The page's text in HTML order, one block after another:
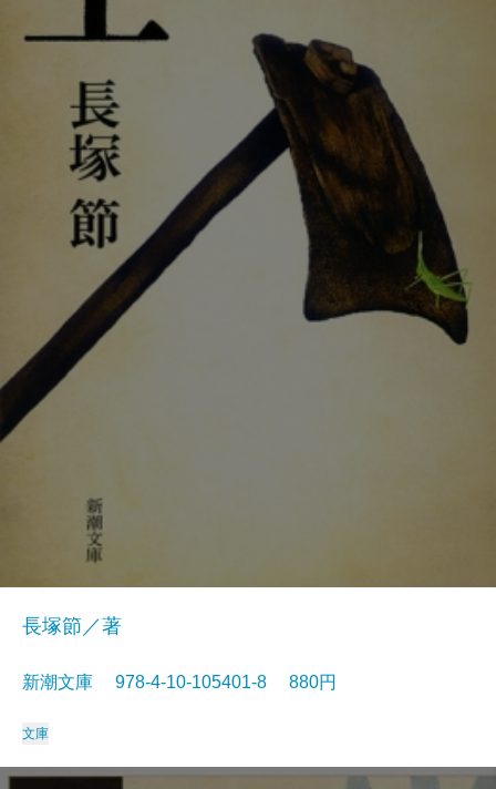
長塚節／著
新潮文庫 978-4-10-105401-8 880円
文庫